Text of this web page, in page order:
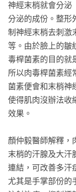
神經末梢就會分泌
分泌的成份。整形
制神經末梢去刺激
等。由於臉上的皺
毒桿菌素的目的就
所以肉毒桿菌素經
菌素便會和末梢神
使得肌肉沒辦法收
效果。
顏仲毅醫師解釋，
末梢的汗腺及大汗
連結，可改善多汗
尤其是手掌部份的